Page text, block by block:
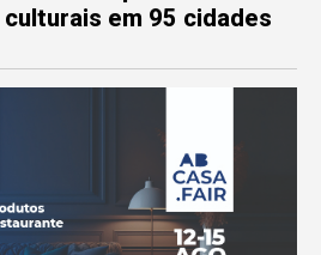
em 95 cidades